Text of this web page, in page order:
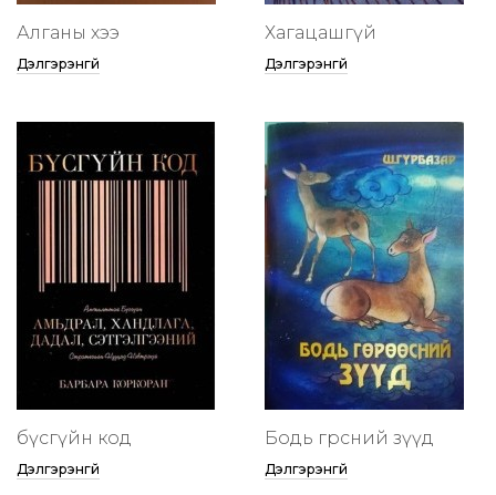
Алганы хээ
Дэлгэрэнгүй
Хагацашгүй
Дэлгэрэнгүй
бүсгүйн код
Дэлгэрэнгүй
Бодь гөрөөсний зүүд
Дэлгэрэнгүй